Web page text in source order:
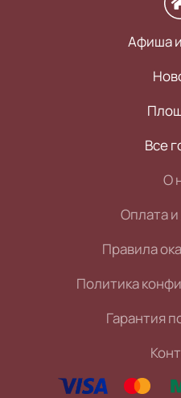
Афиша
Все
О
Оплата и
Правила
Политика
Гарантия